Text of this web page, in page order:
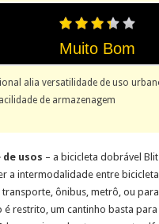
Muito Bom
alia versatilidade de uso
de armazenagem
usos – a bicicleta dobrável
a intermodalidade entre
transporte, ônibus, metrô, ou
é restrito, um cantinho basta